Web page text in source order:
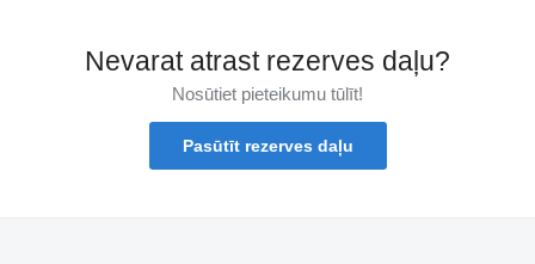
Nevarat atrast rezerves daļu?
Nosūtiet pieteikumu tūlīt!
Pasūtīt rezerves daļu